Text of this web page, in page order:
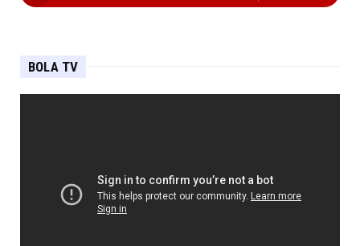
BOLA TV